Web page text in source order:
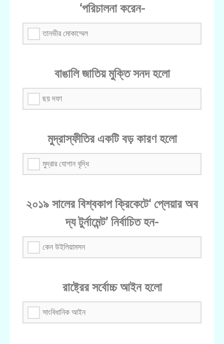
‘পরিচালনা করেন-
তানভীর মোকাম্মেল
বাঙালি জাতিয় মুক্তি সনদ হলো
ছয় দফা
মুদ্রাস্ফীতির একটি বড় কারণ হলো
মুদ্রার যোগান বৃদ্ধি
২০১৯ সালের বিশ্বকাপ ক্রিকেটে‘ প্লেয়ার অব
দ্য টুর্নামেন্ট’ নির্বাচিত হন-
কেন উইলিয়ামসন
রাষ্ট্রের সর্বোচ্চ আইন হলো
সাংবিধানিক আইন